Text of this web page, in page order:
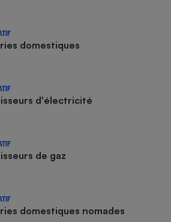
domestiques
d'électricité
de gaz
domestiques nomades